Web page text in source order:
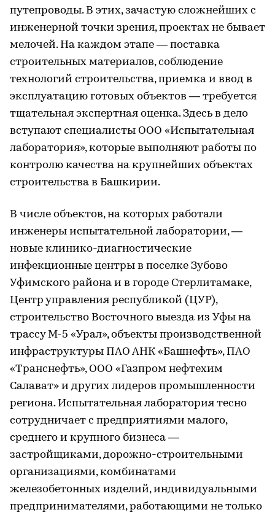
путепроводы. В этих, зачастую сложнейших с
инженерной точки зрения, проектах не бывает
мелочей. На каждом этапе — поставка
строительных материалов, соблюдение
технологий строительства, приемка и ввод в
эксплуатацию готовых объектов — требуется
тщательная экспертная оценка. Здесь в дело
вступают специалисты ООО «Испытательная
лаборатория», которые выполняют работы по
контролю качества на крупнейших объектах
строительства в Башкирии.
В числе объектов, на которых работали
инженеры испытательной лаборатории, —
новые клинико-диагностические
инфекционные центры в поселке Зубово
Уфимского района и в городе Стерлитамаке,
Центр управления республикой (ЦУР),
строительство Восточного выезда из Уфы на
трассу М-5 «Урал», объекты производственной
инфраструктуры ПАО АНК «Башнефть», ПАО
«Транснефть», ООО «Газпром нефтехим
Салават» и других лидеров промышленности
региона. Испытательная лаборатория тесно
сотрудничает с предприятиями малого,
среднего и крупного бизнеса —
застройщиками, дорожно-строительными
организациями, комбинатами
железобетонных изделий, индивидуальными
предпринимателями, работающими не только